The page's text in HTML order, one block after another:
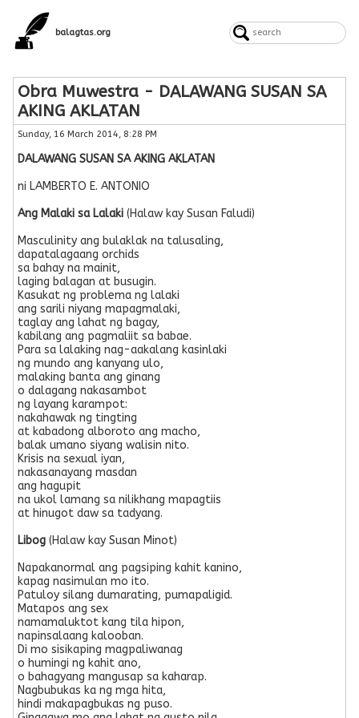
balagtas.org
Obra Muwestra - DALAWANG SUSAN SA
AKING AKLATAN
Sunday, 16 March 2014, 8:28 PM
DALAWANG SUSAN SA AKING AKLATAN
ni LAMBERTO E. ANTONIO
Ang Malaki sa Lalaki (Halaw kay Susan Faludi)
Masculinity ang bulaklak na talusaling,
dapatalagaang orchids
sa bahay na mainit,
laging balagan at busugin.
Kasukat ng problema ng lalaki
ang sarili niyang mapagmalaki,
taglay ang lahat ng bagay,
kabilang ang pagmaliit sa babae.
Para sa lalaking nag-aakalang kasinlaki
ng mundo ang kanyang ulo,
malaking banta ang ginang
o dalagang nakasambot
ng layang karampot:
nakahawak ng tingting
at kabadong alboroto ang macho,
balak umano siyang walisin nito.
Krisis na sexual iyan,
nakasanayang masdan
ang hagupit
na ukol lamang sa nilikhang mapagtiis
at hinugot daw sa tadyang.
Libog (Halaw kay Susan Minot)
Napakanormal ang pagsiping kahit kanino,
kapag nasimulan mo ito.
Patuloy silang dumarating, pumapaligid.
Matapos ang sex
namamaluktot kang tila hipon,
napinsalaang kalooban.
Di mo sisikaping magpaliwanag
o humingi ng kahit ano,
o bahagyang mangusap sa kaharap.
Nagbubukas ka ng mga hita,
hindi makapagbukas ng puso.